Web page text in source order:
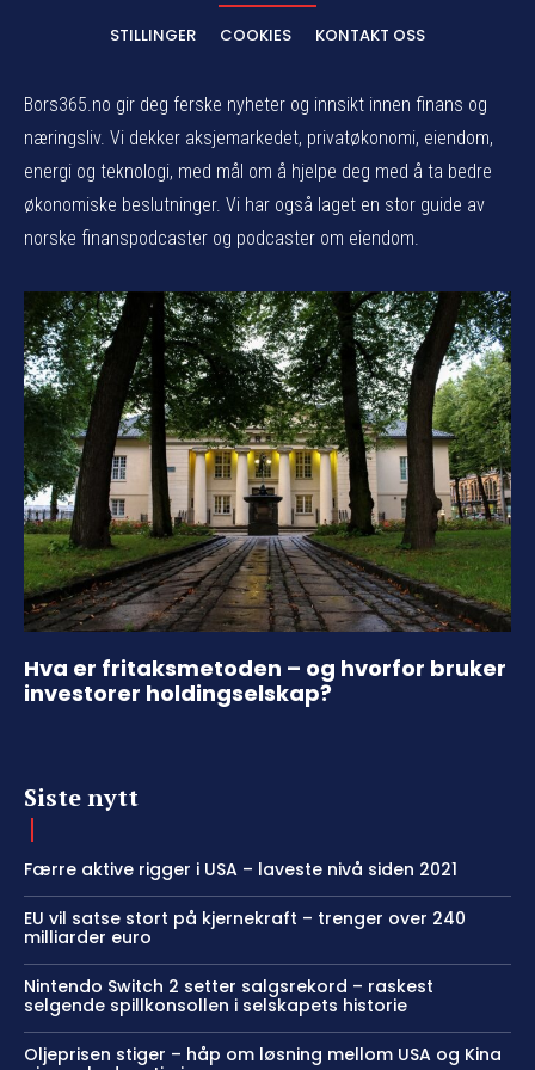
STILLINGER COOKIES KONTAKT OSS
Bors365.no gir deg ferske nyheter og innsikt innen finans og
næringsliv. Vi dekker aksjemarkedet, privatøkonomi, eiendom,
energi og teknologi, med mål om å hjelpe deg med å ta bedre
økonomiske beslutninger. Vi har også laget en stor guide av
norske finanspodcaster og podcaster om eiendom.
Hva er fritaksmetoden – og hvorfor bruker
investorer holdingselskap?
Siste nytt
Færre aktive rigger i USA – laveste nivå siden 2021
EU vil satse stort på kjernekraft – trenger over 240
milliarder euro
Nintendo Switch 2 setter salgsrekord – raskest
selgende spillkonsollen i selskapets historie
Oljeprisen stiger – håp om løsning mellom USA og Kina